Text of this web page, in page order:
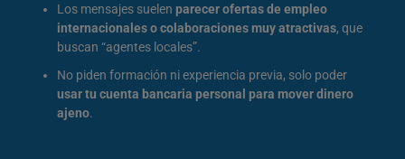
Los mensajes suelenparecer ofertas de empleo
internacionales o colaboraciones muy atractivas, que
buscan “agentes locales”.
No piden formación ni experiencia previa, solo poder
usar tu cuenta bancaria personal para mover dinero
ajeno.